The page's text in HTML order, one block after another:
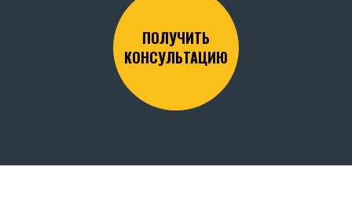
ПОЛУЧИТЬ
КОНСУЛЬТАЦИЮ